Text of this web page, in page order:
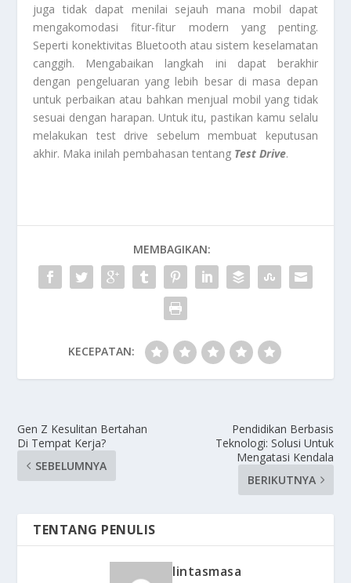
juga tidak dapat menilai sejauh mana mobil dapat
mengakomodasi fitur-fitur modern yang penting.
Seperti konektivitas Bluetooth atau sistem keselamatan
canggih. Mengabaikan langkah ini dapat berakhir
dengan pengeluaran yang lebih besar di masa depan
untuk perbaikan atau bahkan menjual mobil yang tidak
sesuai dengan harapan. Untuk itu, pastikan kamu selalu
melakukan test drive sebelum membuat keputusan
akhir. Maka inilah pembahasan tentang Test Drive.
MEMBAGIKAN:
KECEPATAN:
Gen Z Kesulitan Bertahan
Di Tempat Kerja?
SEBELUMNYA
Pendidikan Berbasis
Teknologi: Solusi Untuk
Mengatasi Kendala
BERIKUTNYA
TENTANG PENULIS
lintasmasa